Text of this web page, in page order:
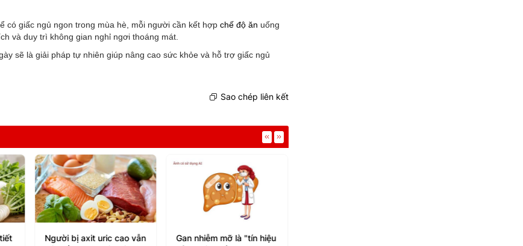
có giấc ngủ ngon trong mùa hè, mỗi người cần kết hợp chế độ ăn uống
và duy trì không gian nghỉ ngơi thoáng mát.
sẽ là giải pháp tự nhiên giúp nâng cao sức khỏe và hỗ trợ giấc ngủ
Sao chép liên kết
Người bị axit uric cao vẫn
Gan nhiễm mỡ là "tín hiệu